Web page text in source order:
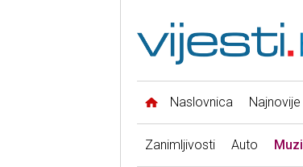
Naslovnica Najnovije
Zanimljivosti Auto